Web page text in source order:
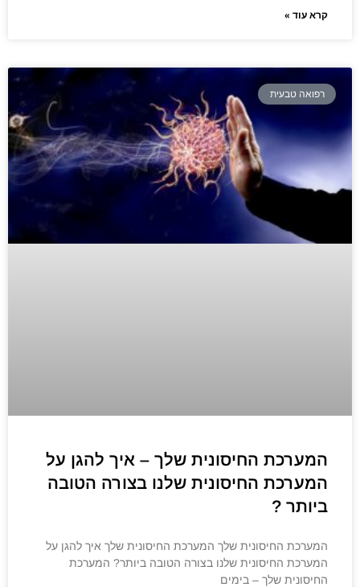
קרא עוד »
רפואה טבעית
המערכת החיסונית שלך – איך להגן על
המערכת החיסונית שלנו בצורה הטובה
ביותר ?
המערכת החיסונית שלך המערכת החיסונית שלך איך להגן על
המערכת החיסונית שלנו בצורה הטובה ביותר? המערכת
החיסונית שלך – בימים